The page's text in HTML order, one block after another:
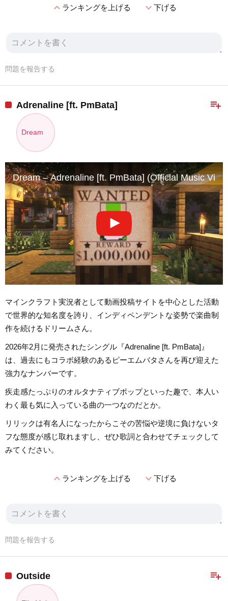
expand_lessランキングを上げる expand_more下げる
問題を報告する
playlist_add
Adrenaline [ft. PmBata]
Dream
Dream – Adrenaline [ft. PmBata] (Official Music
マインクラフト実況者として動画投稿サイトを中心とした活動
で世界的な知名度を誇り、インディペンデントな姿勢で楽曲制
作を続けるドリームさん。
2026年2月に発売されたシングル『Adrenaline [ft. PmBata]』
は、過去にもコラボ経験のあるピーエムバタさんを再び迎えた
強力なナンバーです。
疾走感たっぷりのオルタナティブポップといった趣で、本人い
わく最も気に入っている曲の一つなのだとか。
リリックは有名人になったからこその苦悩や逆境に負けないタ
フな態度が感じ取れますし、ぜひ歌詞と合わせてチェックして
みてください。
expand_lessランキングを上げる expand_more下げる
問題を報告する
playlist_add
Outside